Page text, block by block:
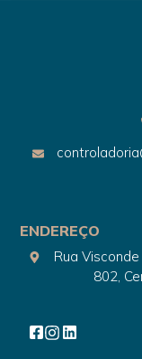
ENDEREÇO
Rua
802,